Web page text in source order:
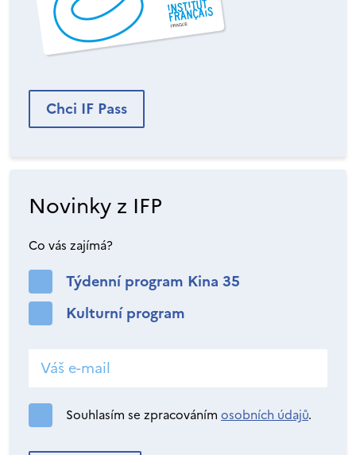
Chci IF Pass
Novinky z IFP
Co vás zajímá?
Týdenní program Kina 35
Kulturní program
Souhlasím se zpracováním osobních údajů.